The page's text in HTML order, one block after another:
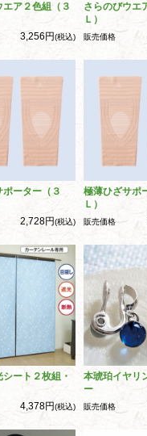
エア２色組（３
3,256円(税込)
さらのびウエ
Ｌ）
販売価格
ーター（３
2,728円(税込)
極薄ひざサポ
Ｌ）
販売価格
シート２枚組・
4,378円(税込)
本琥珀イヤリ
ー
販売価格